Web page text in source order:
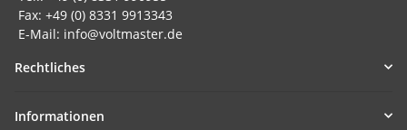
Fax: +49 (0) 8331 9913343
E-Mail: info@voltmaster.de
Rechtliches
Informationen